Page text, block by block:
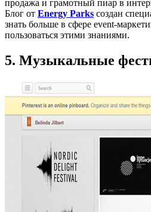
продажа и грамотный пиар в
Блог от Energy Parks создан
знать больше в сфере event-
пользоваться этими знаниями.
5. Музыкальные